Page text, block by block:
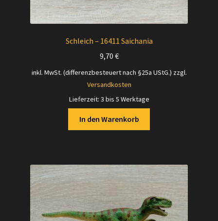
Schleich – 16411 Saichania
9,70 €
inkl. MwSt. (differenzbesteuert nach §25a UStG.) zzgl.
Versandkosten
Lieferzeit: 3 bis 5 Werktage
In den Warenkorb